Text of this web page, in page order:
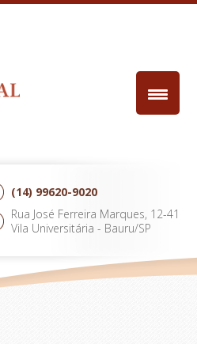
(14) 99620-9020
Rua José Ferreira Marques, 12-41
Vila Universitária - Bauru/SP